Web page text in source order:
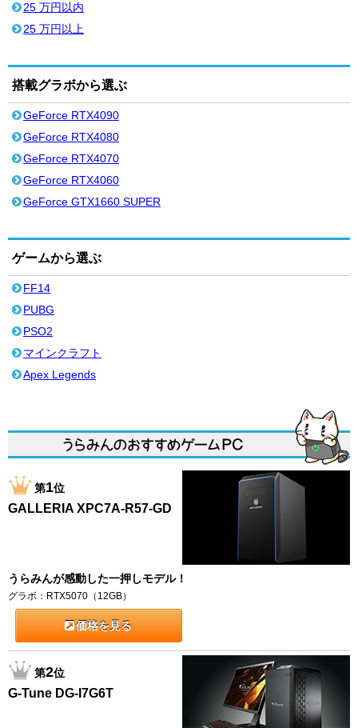
25 万円以内
25 万円以上
搭載グラボから選ぶ
GeForce RTX4090
GeForce RTX4080
GeForce RTX4070
GeForce RTX4060
GeForce GTX1660 SUPER
ゲームから選ぶ
FF14
PUBG
PSO2
マインクラフト
Apex Legends
第1位
GALLERIA XPC7A-R57-GD
うらみんが感動した一押しモデル！
グラボ：RTX5070（12GB）
価格を見る
第2位
G-Tune DG-I7G6T